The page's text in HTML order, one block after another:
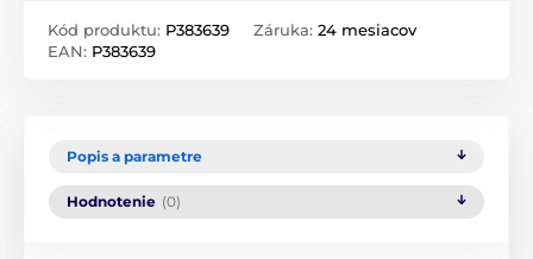
Kód produktu: P383639
EAN: P383639
Záruka: 24 mesiacov
Popis a parametre
Hodnotenie (0)